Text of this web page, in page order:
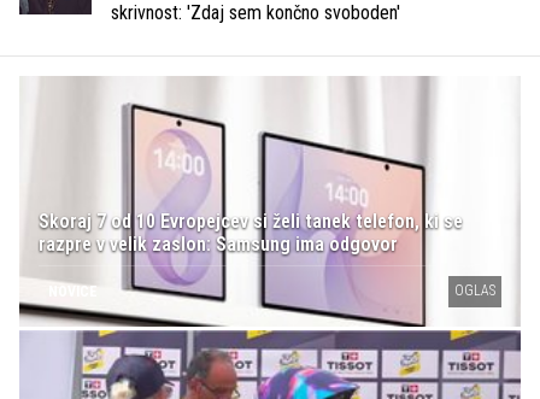
skrivnost: 'Zdaj sem končno svoboden'
Skoraj 7 od 10 Evropejcev si želi tanek telefon, ki se
razpre v velik zaslon: Samsung ima odgovor
OGLAS